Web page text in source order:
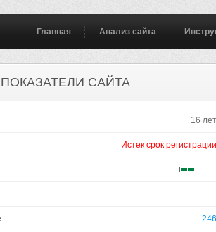
Главная Анализ сайта
САЙТА
16 лет
Истек срок регистрации
246